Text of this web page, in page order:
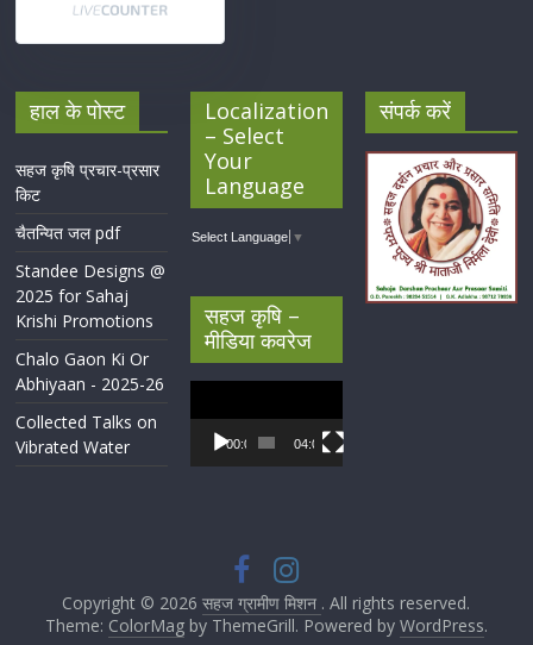
हाल के पोस्ट
सहज कृषि प्रचार-प्रसार
किट
चैतन्यित जल pdf
Standee Designs @
2025 for Sahaj
Krishi Promotions
Chalo Gaon Ki Or
Abhiyaan - 2025-26
Collected Talks on
Vibrated Water
Localization
– Select
Your
Language
Select Language ▼
सहज कृषि –
मीडिया कवरेज
Player
00:00 04:07
संपर्क करें
Copyright © 2026सहज ग्रामीण मिशन . All rights reserved.
Theme: ColorMagby ThemeGrill. Powered by WordPress.